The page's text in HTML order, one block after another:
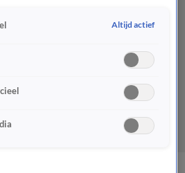
Altijd actief